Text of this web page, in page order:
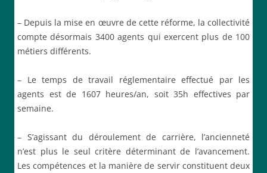
– Depuis la mise en œuvre de cette réforme, la collectivité
compte désormais 3400 agents qui exercent plus de 100
métiers différents.
– Le temps de travail réglementaire effectué par les
agents est de 1607 heures/an, soit 35h effectives par
semaine.
– S’agissant du déroulement de carrière, l’ancienneté
n’est plus le seul critère déterminant de l’avancement.
Les compétences et la manière de servir constituent deux